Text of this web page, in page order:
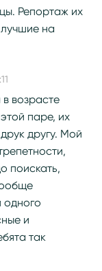
Репортаж их
на
возрасте
паре, их
другу. Мой
поискать,
одного
и
так